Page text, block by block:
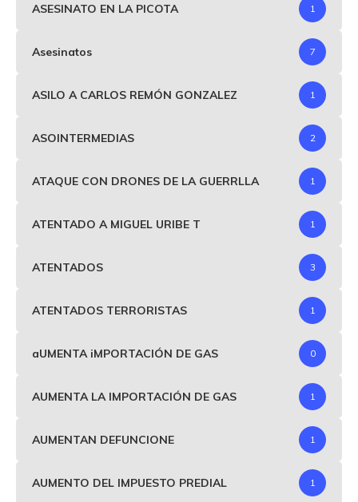
ASESINATO EN LA PICOTA 1
Asesinatos 7
ASILO A CARLOS REMÓN GONZALEZ 1
ASOINTERMEDIAS 2
ATAQUE CON DRONES DE LA GUERRLLA 1
ATENTADO A MIGUEL URIBE T 1
ATENTADOS 3
ATENTADOS TERRORISTAS 1
aUMENTA iMPORTACIÓN DE GAS 0
AUMENTA LA IMPORTACIÓN DE GAS 1
AUMENTAN DEFUNCIONE 1
AUMENTO DEL IMPUESTO PREDIAL 1